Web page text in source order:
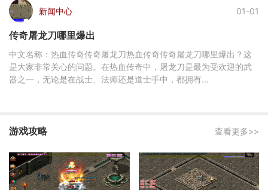
新闻中心 01-01
传奇屠龙刀哪里爆出
中文名称：热血传奇传奇屠龙刀热血传奇传奇屠龙刀哪里爆出？这
是大家非常关心的问题。在热血传奇中，屠龙刀是最为受欢迎的武
器之一，无论是在战士、法师还是道士手中，都拥有...
游戏攻略 查看更多>>